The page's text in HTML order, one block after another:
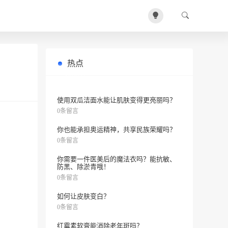
热点
使用双瓜洁面水能让肌肤变得更亮丽吗？
0条留言
你也能承担奥运精神，共享民族荣耀吗？
0条留言
你需要一件医美后的魔法衣吗？能抗敏、
防黑、除淤青哦！
0条留言
如何让皮肤变白？
0条留言
红霉素软膏能消除老年斑吗？